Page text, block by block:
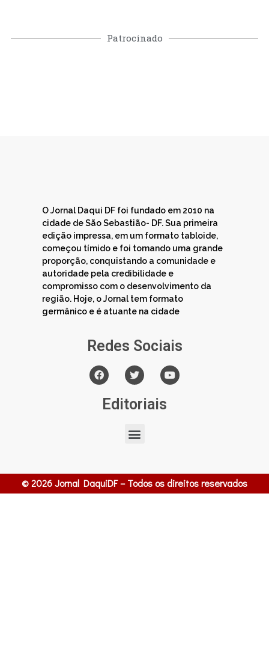
Patrocinado
O Jornal Daqui DF foi fundado em 2010 na
cidade de São Sebastião- DF. Sua primeira
edição impressa, em um formato tabloide,
começou tímido e foi tomando uma grande
proporção, conquistando a comunidade e
autoridade pela credibilidade e
compromisso com o desenvolvimento da
região. Hoje, o Jornal tem formato
germânico e é atuante na cidade
Redes Sociais
Editoriais
© 2026 Jornal DaquiDF – Todos os direitos reservados